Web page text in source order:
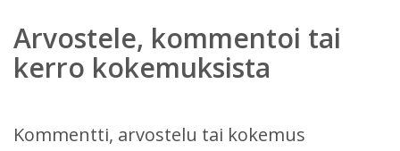
Arvostele, kommentoi tai
kerro kokemuksista
Kommentti, arvostelu tai kokemus